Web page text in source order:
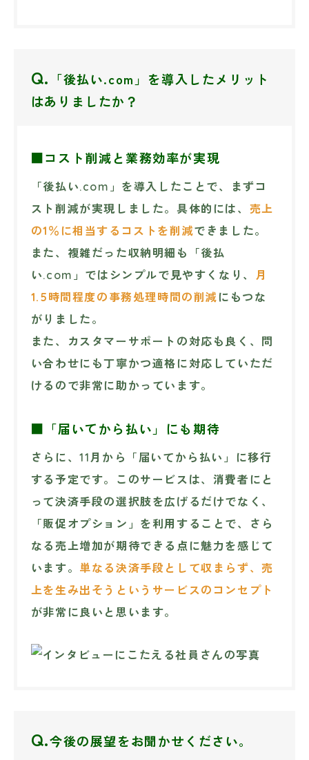
Q. 「後払い.com」を導入したメリット
はありましたか？
■コスト削減と業務効率が実現
「後払い.com」を導入したことで、まずコ
スト削減が実現しました。具体的には、 売上
の1％に相当するコストを削減できました。
また、複雑だった収納明細も「後払
い.com」ではシンプルで見やすくなり、 月
1.5時間程度の事務処理時間の削減 にもつな
がりました。
また、カスタマーサポートの対応も良く、問
い合わせにも丁寧かつ適格に対応していただ
けるので非常に助かっています。
■「届いてから払い」にも期待
さらに、11月から「届いてから払い」に移行
する予定です。このサービスは、消費者にと
って決済手段の選択肢を広げるだけでなく、
「販促オプション」を利用することで、さら
なる売上増加が期待できる点に魅力を感じて
います。 単なる決済手段として収まらず、売
上を生み出そうというサービスのコンセプト
が非常に良いと思います。
Q.今後の展望をお聞かせください。